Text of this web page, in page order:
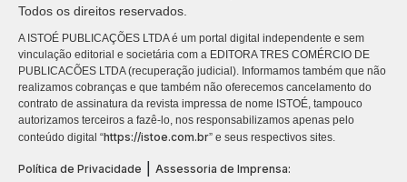
Todos os direitos reservados.
A ISTOÉ PUBLICAÇÕES LTDA é um portal digital independente e sem
vinculação editorial e societária com a EDITORA TRES COMÉRCIO DE
PUBLICACÕES LTDA (recuperação judicial). Informamos também que não
realizamos cobranças e que também não oferecemos cancelamento do
contrato de assinatura da revista impressa de nome ISTOÉ, tampouco
autorizamos terceiros a fazê-lo, nos responsabilizamos apenas pelo
conteúdo digital “https://istoe.com.br” e seus respectivos sites.
Política de Privacidade
Assessoria de Imprensa: